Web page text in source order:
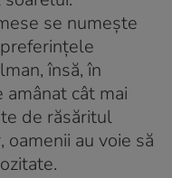
se numește
însă, în
cât mai
de răsăritul
au voie să